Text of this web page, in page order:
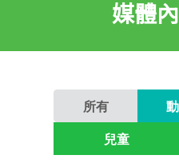
媒體
所有
兒童